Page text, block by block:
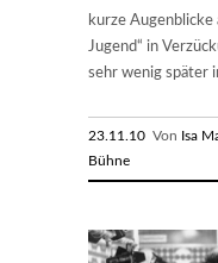
kurze Augenblicke
Jugend“ in
sehr wenig später
23.11.10 Von Isa
Bühne